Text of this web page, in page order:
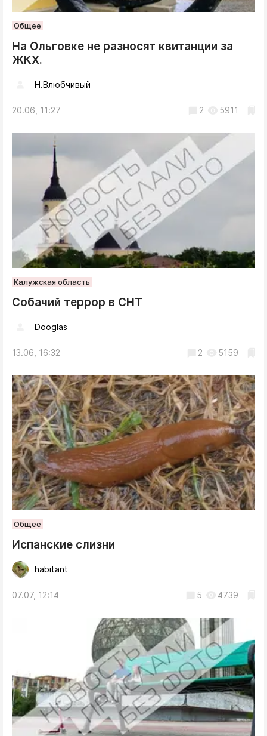
Общее
На Ольговке не разносят квитанции за
ЖКХ.
Н.Влюбчивый
20.06, 11:27 2 5911
Калужская область
Собачий террор в СНТ
Dooglas
13.06, 16:32 2 5159
Общее
Испанские слизни
habitant
07.07, 12:14 5 4739